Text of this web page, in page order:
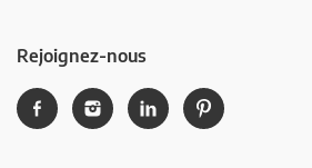
Rejoignez-nous